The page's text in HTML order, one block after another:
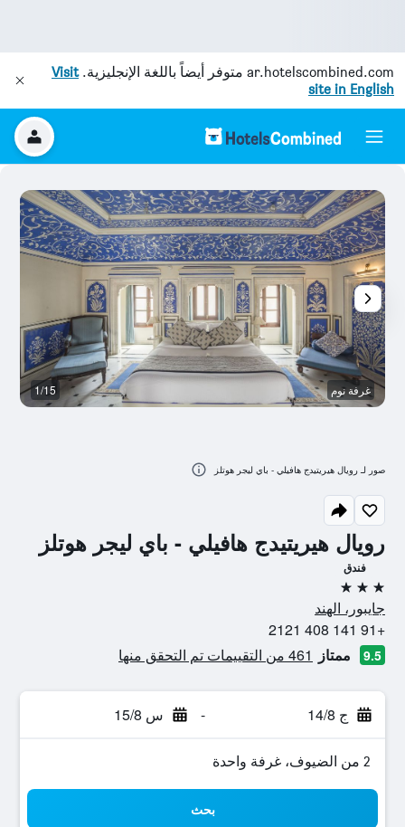
ar.hotelscombined.com متوفر أيضاً باللغة الإنجليزية.Visit
site in English
رويال هيريتيدج هافيلي - باي ليجر هوتلز
فندق
3 نجوم
جايبور، الهند
+91 141 408 2121
9.5 ممتاز 461 من التقييمات تم التحقق منها
ج 14/8 - س 15/8
2 من الضيوف، غرفة واحدة
بحث
غرفة نوم 1/15
صور لـ رويال هيريتيدج هافيلي - باي ليجر هوتلز